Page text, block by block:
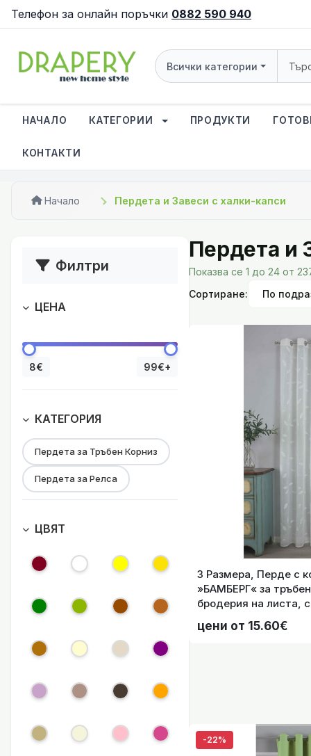
Телефон за онлайн поръчки 0882 590 940
Всички категории
НАЧАЛО КАТЕГОРИИ ПРОДУКТИ
КОНТАКТИ
Начало Пердета и Завеси с халки-капси
Филтри
ЦЕНА
8€ 99€+
КАТЕГОРИЯ
Пердета за Тръбен Корниз
Пердета за Релса
ЦВЯТ
Пердета и
Показва се 1 до 24 от
Сортиране:
3 Размера, Перде с
»БАМБЕРГ« за
бродерия на листа,
и лесно за
цени от 15.60€
-22%
Готова Blackout
Готова Blackout